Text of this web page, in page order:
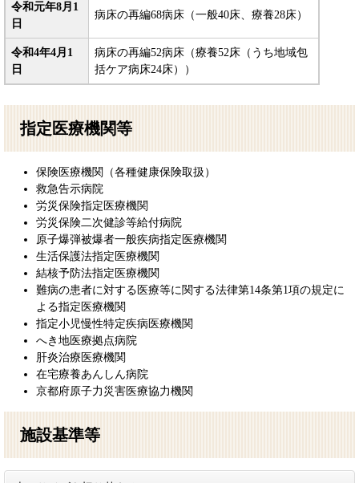
令和元年8月1
日
病床の再編68病床（一般40床、療養28床）
令和4年4月1
日
病床の再編52病床（療養52床（うち地域包
括ケア病床24床））
指定医療機関等
保険医療機関（各種健康保険取扱）
救急告示病院
労災保険指定医療機関
労災保険二次健診等給付病院
原子爆弾被爆者一般疾病指定医療機関
生活保護法指定医療機関
結核予防法指定医療機関
難病の患者に対する医療等に関する法律第14条第1項の規定に
よる指定医療機関
指定小児慢性特定疾病医療機関
へき地医療拠点病院
肝炎治療医療機関
在宅療養あんしん病院
京都府原子力災害医療協力機関
施設基準等